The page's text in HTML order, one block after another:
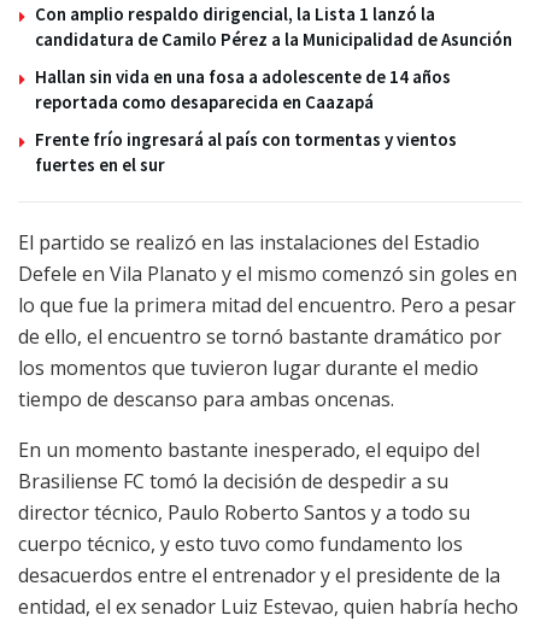
Con amplio respaldo dirigencial, la Lista 1 lanzó la
candidatura de Camilo Pérez a la Municipalidad de Asunción
Hallan sin vida en una fosa a adolescente de 14 años
reportada como desaparecida en Caazapá
Frente frío ingresará al país con tormentas y vientos
fuertes en el sur
El partido se realizó en las instalaciones del Estadio
Defele en Vila Planato y el mismo comenzó sin goles en
lo que fue la primera mitad del encuentro. Pero a pesar
de ello, el encuentro se tornó bastante dramático por
los momentos que tuvieron lugar durante el medio
tiempo de descanso para ambas oncenas.
En un momento bastante inesperado, el equipo del
Brasiliense FC tomó la decisión de despedir a su
director técnico, Paulo Roberto Santos y a todo su
cuerpo técnico, y esto tuvo como fundamento los
desacuerdos entre el entrenador y el presidente de la
entidad, el ex senador Luiz Estevao, quien habría hecho